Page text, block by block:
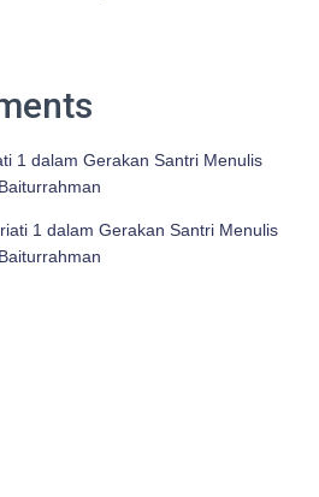
1 dalam Gerakan Santri Menulis
1 dalam Gerakan Santri Menulis